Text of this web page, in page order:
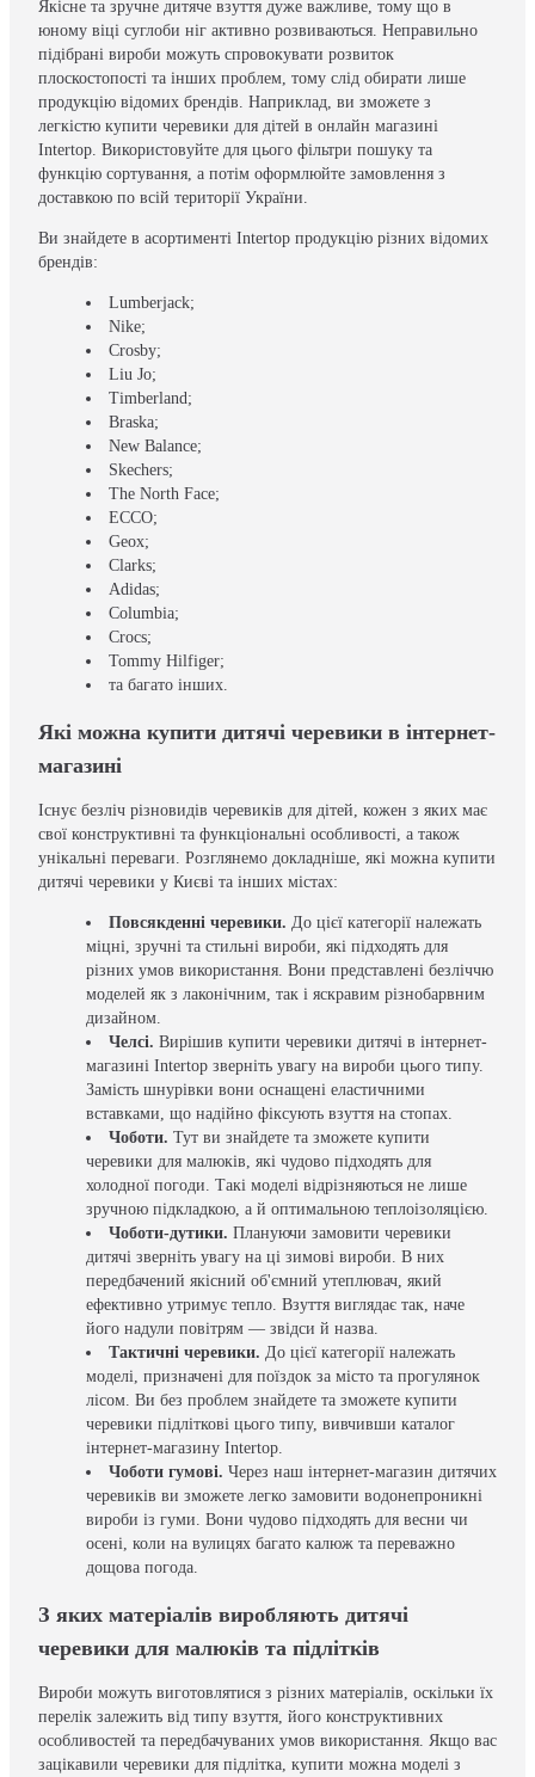
Якісне та зручне дитяче взуття дуже важливе, тому що в
юному віці суглоби ніг активно розвиваються. Неправильно
підібрані вироби можуть спровокувати розвиток
плоскостопості та інших проблем, тому слід обирати лише
продукцію відомих брендів. Наприклад, ви зможете з
легкістю купити черевики для дітей в онлайн магазині
Intertop. Використовуйте для цього фільтри пошуку та
функцію сортування, а потім оформлюйте замовлення з
доставкою по всій території України.
Ви знайдете в асортименті Intertop продукцію різних відомих
брендів:
Lumberjack;
Nike;
Crosby;
Liu Jo;
Timberland;
Braska;
New Balance;
Skechers;
The North Face;
ECCO;
Geox;
Clarks;
Adidas;
Columbia;
Crocs;
Tommy Hilfiger;
та багато інших.
Які можна купити дитячі черевики в інтернет-
магазині
Існує безліч різновидів черевиків для дітей, кожен з яких має
свої конструктивні та функціональні особливості, а також
унікальні переваги. Розглянемо докладніше, які можна купити
дитячі черевики у Києві та інших містах:
Повсякденні черевики. До цієї категорії належать
міцні, зручні та стильні вироби, які підходять для
різних умов використання. Вони представлені безліччю
моделей як з лаконічним, так і яскравим різнобарвним
дизайном.
Челсі. Вирішив купити черевики дитячі в інтернет-
магазині Intertop зверніть увагу на вироби цього типу.
Замість шнурівки вони оснащені еластичними
вставками, що надійно фіксують взуття на стопах.
Чоботи. Тут ви знайдете та зможете купити
черевики для малюків, які чудово підходять для
холодної погоди. Такі моделі відрізняються не лише
зручною підкладкою, а й оптимальною теплоізоляцією.
Чоботи-дутики. Плануючи замовити черевики
дитячі зверніть увагу на ці зимові вироби. В них
передбачений якісний об'ємний утеплювач, який
ефективно утримує тепло. Взуття виглядає так, наче
його надули повітрям — звідси й назва.
Тактичні черевики. До цієї категорії належать
моделі, призначені для поїздок за місто та прогулянок
лісом. Ви без проблем знайдете та зможете купити
черевики підліткові цього типу, вивчивши каталог
інтернет-магазину Intertop.
Чоботи гумові. Через наш інтернет-магазин дитячих
черевиків ви зможете легко замовити водонепроникні
вироби із гуми. Вони чудово підходять для весни чи
осені, коли на вулицях багато калюж та переважно
дощова погода.
З яких матеріалів виробляють дитячі
черевики для малюків та підлітків
Вироби можуть виготовлятися з різних матеріалів, оскільки їх
перелік залежить від типу взуття, його конструктивних
особливостей та передбачуваних умов використання. Якщо вас
зацікавили черевики для підлітка, купити можна моделі з